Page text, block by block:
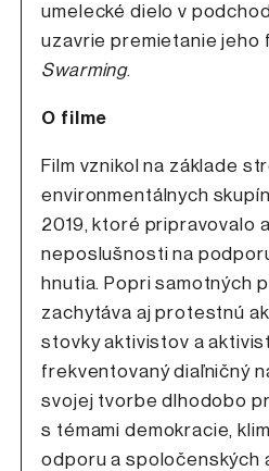
umelecké dielo v
uzavrie premietanie jeho
Swarming.
O filme
Film vznikol na základe
environmentálnych
2019, ktoré pripravovalo
neposlušnosti na
hnutia. Popri samotných
zachytáva aj protestnú
stovky aktivistov a
frekventovaný diaľničný
svojej tvorbe dlhodobo
s témami demokracie,
odporu a spoločenských